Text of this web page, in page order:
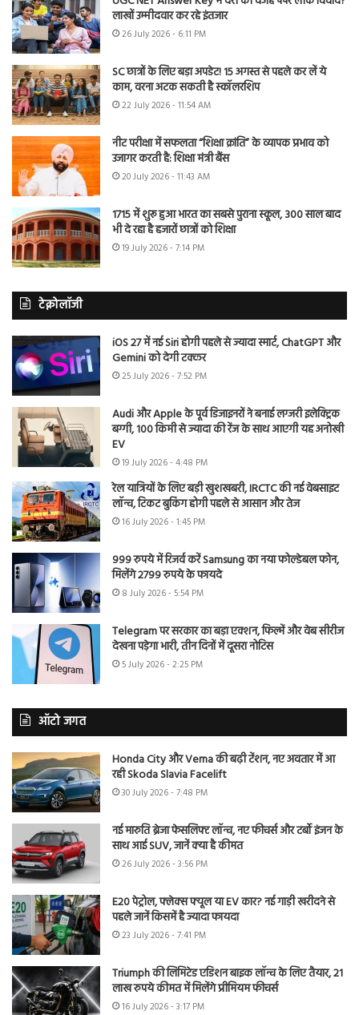
लाखों उम्मीदवार कर रहे इंतजार
26 July 2026 - 6:11 PM
SC छात्रों के लिए बड़ा अपडेट! 15 अगस्त से पहले कर लें ये
काम, वरना अटक सकती है स्कॉलरशिप
22 July 2026 - 11:54 AM
नीट परीक्षा में सफलता “शिक्षा क्रांति” के व्यापक प्रभाव को
उजागर करती है: शिक्षा मंत्री बैंस
20 July 2026 - 11:43 AM
1715 में शुरू हुआ भारत का सबसे पुराना स्कूल, 300 साल बाद
भी दे रहा है हजारों छात्रों को शिक्षा
19 July 2026 - 7:14 PM
टेक्नोलॉजी
iOS 27 में नई Siri होगी पहले से ज्यादा स्मार्ट, ChatGPT और
Gemini को देगी टक्कर
25 July 2026 - 7:52 PM
Audi और Apple के पूर्व डिजाइनरों ने बनाई लग्जरी इलेक्ट्रिक
बग्गी, 100 किमी से ज्यादा की रेंज के साथ आएगी यह अनोखी
EV
19 July 2026 - 4:48 PM
रेल यात्रियों के लिए बड़ी खुशखबरी, IRCTC की नई वेबसाइट
लॉन्च, टिकट बुकिंग होगी पहले से आसान और तेज
16 July 2026 - 1:45 PM
999 रुपये में रिजर्व करें Samsung का नया फोल्डेबल फोन,
मिलेंगे 2799 रुपये के फायदे
8 July 2026 - 5:54 PM
Telegram पर सरकार का बड़ा एक्शन, फिल्में और वेब सीरीज
देखना पड़ेगा भारी, तीन दिनों में दूसरा नोटिस
5 July 2026 - 2:25 PM
ऑटो जगत
Honda City और Verna की बढ़ी टेंशन, नए अवतार में आ
रही Skoda Slavia Facelift
30 July 2026 - 7:48 PM
नई मारुति ब्रेजा फेसलिफ्ट लॉन्च, नए फीचर्स और टर्बो इंजन के
साथ आई SUV, जानें क्या है कीमत
26 July 2026 - 3:56 PM
E20 पेट्रोल, फ्लेक्स फ्यूल या EV कार? नई गाड़ी खरीदने से
पहले जानें किसमें है ज्यादा फायदा
23 July 2026 - 7:41 PM
Triumph की लिमिटेड एडिशन बाइक लॉन्च के लिए तैयार, 21
लाख रुपये कीमत में मिलेंगे प्रीमियम फीचर्स
16 July 2026 - 3:17 PM